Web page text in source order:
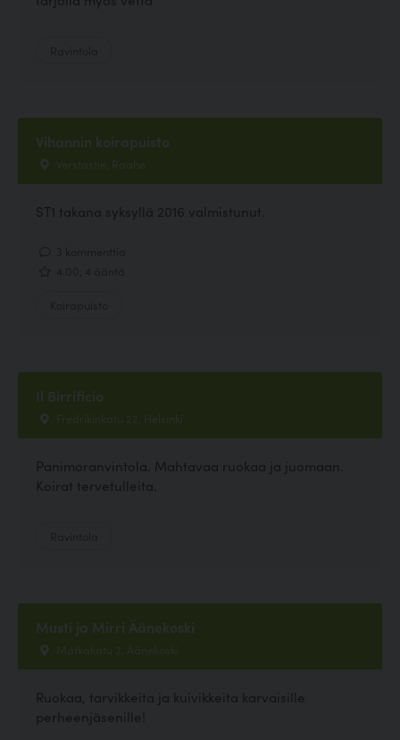
Vihannin koirapuisto
Verstastie, Raahe
ST1 takana syksyllä 2016 valmistunut.
Il Birrificio
Fredrikinkatu 22, Helsinki
Panimoranvintola. Mahtavaa ruokaa ja juomaan.
Koirat tervetulleita.
Musti ja Mirri Äänekoski
Matkakatu 2, Äänekoski
Ruokaa, tarvikkeita ja kuivikkeita karvaisille
perheenjäsenille!